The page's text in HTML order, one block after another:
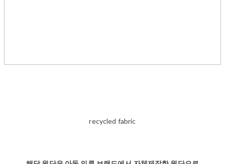
recycled fabric